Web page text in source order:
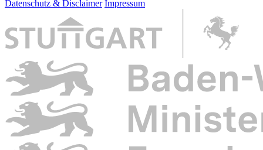
Datenschutz & Disclaimer Impressum